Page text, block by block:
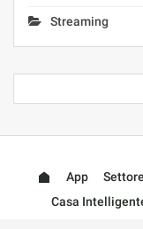
Streaming
App
Casa